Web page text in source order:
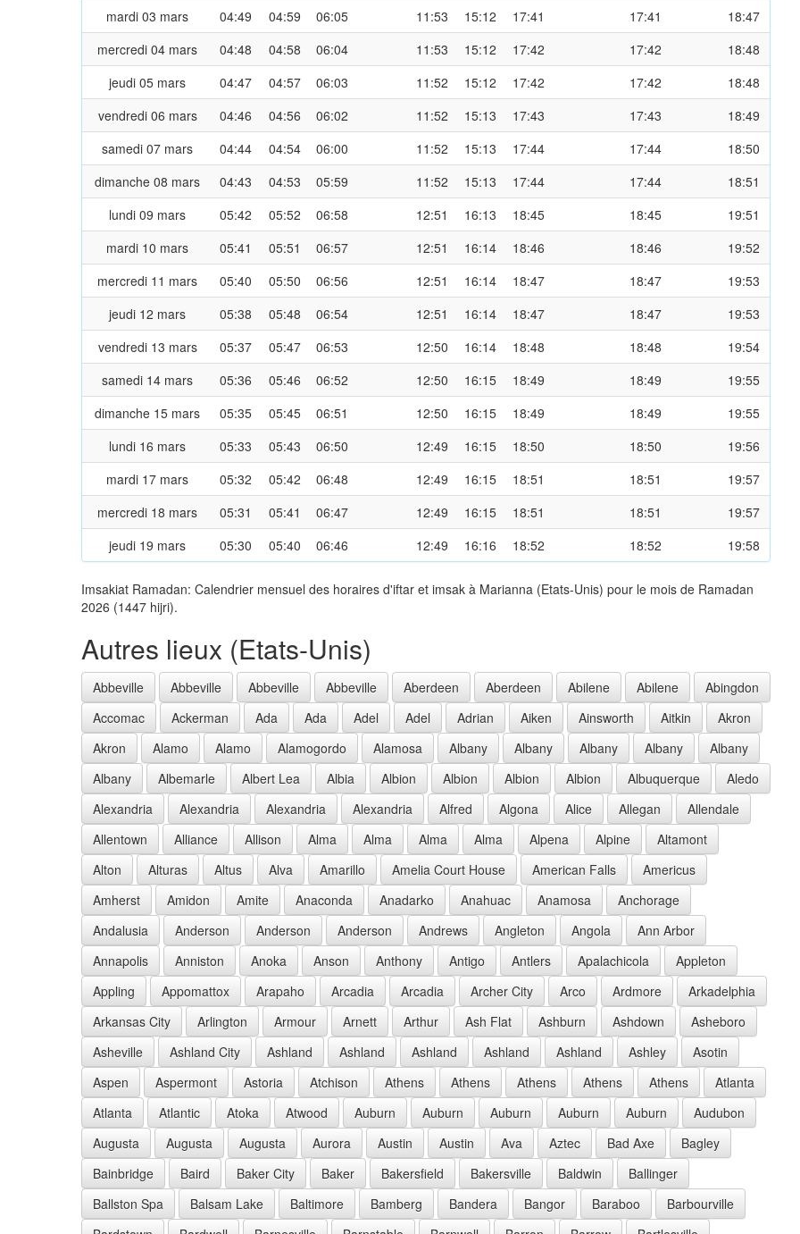
mardi 03 mars
04:49 04:59 06:05 11:53 15:12 17:41 17:41
18:47
mercredi 04 mars
04:48 04:58 06:04 11:53 15:12 17:42 17:42
18:48
jeudi 05 mars
04:47 04:57 06:03 11:52 15:12 17:42 17:42
18:48
vendredi 06 mars
04:46 04:56 06:02 11:52 15:13 17:43 17:43
18:49
samedi 07 mars
04:44 04:54 06:00 11:52 15:13 17:44 17:44
18:50
dimanche 08 mars
04:43 04:53 05:59 11:52 15:13 17:44 17:44
18:51
lundi 09 mars
05:42 05:52 06:58 12:51 16:13 18:45 18:45
19:51
mardi 10 mars
05:41 05:51 06:57 12:51 16:14 18:46 18:46
19:52
mercredi 11 mars
05:40 05:50 06:56 12:51 16:14 18:47 18:47
19:53
jeudi 12 mars
05:38 05:48 06:54 12:51 16:14 18:47 18:47
19:53
vendredi 13 mars
05:37 05:47 06:53 12:50 16:14 18:48 18:48
19:54
samedi 14 mars
05:36 05:46 06:52 12:50 16:15 18:49 18:49
19:55
dimanche 15 mars
05:35 05:45 06:51 12:50 16:15 18:49 18:49
19:55
lundi 16 mars
05:33 05:43 06:50 12:49 16:15 18:50 18:50
19:56
mardi 17 mars
05:32 05:42 06:48 12:49 16:15 18:51 18:51
19:57
mercredi 18 mars
05:31 05:41 06:47 12:49 16:15 18:51 18:51
19:57
jeudi 19 mars
05:30 05:40 06:46 12:49 16:16 18:52 18:52 19:58
Imsakiat Ramadan: Calendrier mensuel des horaires d'iftar et imsak à Marianna (Etats-Unis) pour le mois de Ramadan
2026 (1447 hijri).
Autres lieux (Etats-Unis)
Abbeville Abbeville Abbeville Abbeville Aberdeen Aberdeen Abilene Abilene
Abingdon
Accomac
Ackerman Ada Ada Adel Adel Adrian Aiken Ainsworth Aitkin
Akron
Akron
Alamo Alamo Alamogordo Alamosa Albany Albany Albany Albany
Albany
Albany
Albemarle Albert Lea Albia Albion Albion Albion Albion Albuquerque
Aledo
Alexandria
Alexandria Alexandria Alexandria Alfred Algona Alice Allegan
Allendale
Allentown
Alliance Allison Alma Alma Alma Alma Alpena Alpine
Altamont
Alton
Alturas Altus Alva Amarillo Amelia Court House American Falls
Americus
Amherst
Amidon Amite Anaconda Anadarko Anahuac Anamosa
Anchorage
Andalusia
Anderson Anderson Anderson Andrews Angleton Angola
Ann Arbor
Annapolis
Anniston Anoka Anson Anthony Antigo Antlers Apalachicola
Appleton
Appling
Appomattox Arapaho Arcadia Arcadia Archer City Arco Ardmore
Arkadelphia
Arkansas City
Arlington Armour Arnett Arthur Ash Flat Ashburn Ashdown
Asheboro
Asheville
Ashland City Ashland Ashland Ashland Ashland Ashland Ashley
Asotin
Aspen
Aspermont Astoria Atchison Athens Athens Athens Athens Athens
Atlanta
Atlanta
Atlantic Atoka Atwood Auburn Auburn Auburn Auburn Auburn
Audubon
Augusta
Augusta Augusta Aurora Austin Austin Ava Aztec Bad Axe
Bagley
Bainbridge
Baird Baker City Baker Bakersfield Bakersville Baldwin
Ballinger
Ballston Spa
Balsam Lake Baltimore Bamberg Bandera Bangor Baraboo
Barbourville